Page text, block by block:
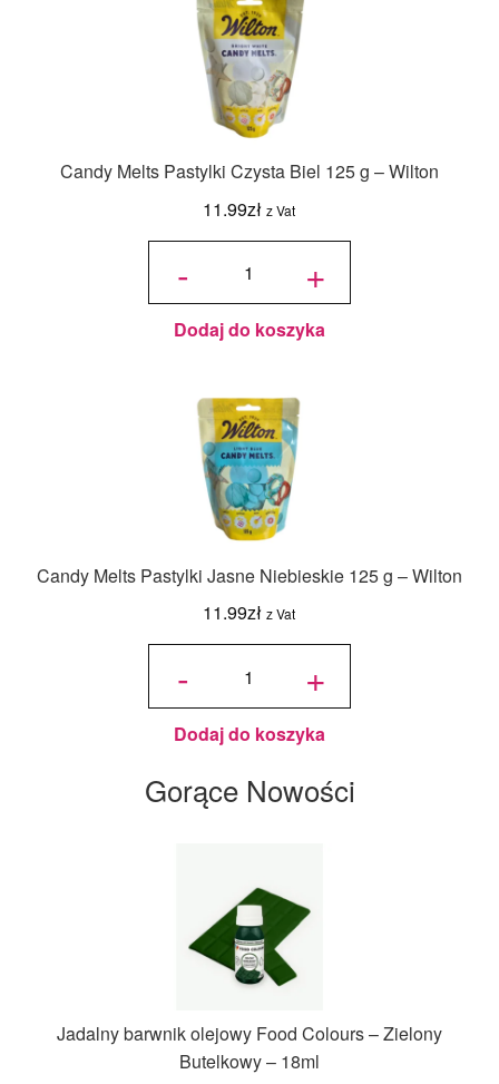
Candy Melts Pastylki Czysta Biel 125 g – Wilton
11.99zł z Vat
-
ilość
Pastylki
Czysta
Biel
125 g -
Wilton
+
Dodaj do koszyka
Candy Melts Pastylki Jasne Niebieskie 125 g – Wilton
11.99zł z Vat
-
ilość
Pastylki
Jasne
Niebieskie
125 g -
Wilton
+
Dodaj do koszyka
Gorące Nowości
Jadalny barwnik olejowy Food Colours – Zielony
Butelkowy – 18ml